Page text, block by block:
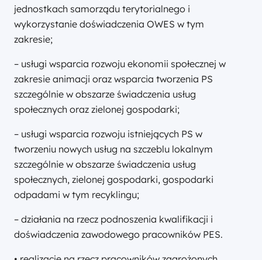
jednostkach samorządu terytorialnego i
wykorzystanie doświadczenia OWES w tym
zakresie;
– usługi wsparcia rozwoju ekonomii społecznej w
zakresie animacji oraz wsparcia tworzenia PS
szczególnie w obszarze świadczenia usług
społecznych oraz zielonej gospodarki;
– usługi wsparcia rozwoju istniejących PS w
tworzeniu nowych usług na szczeblu lokalnym
szczególnie w obszarze świadczenia usług
społecznych, zielonej gospodarki, gospodarki
odpadami w tym recyklingu;
– działania na rzecz podnoszenia kwalifikacji i
doświadczenia zawodowego pracowników PES.